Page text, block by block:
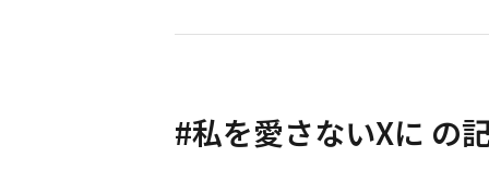
#私を愛さないXに の